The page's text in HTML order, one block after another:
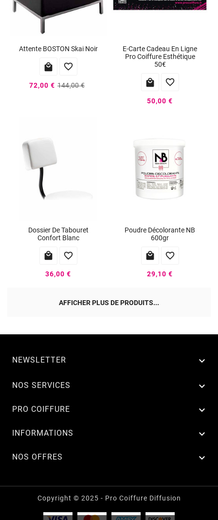
Attente BOSTON Skai Noir
 
72,00 € 144,00 €
E-Carte Cadeau En Ligne
Pro Coiffure Esthétique
50€
 
50,00 €
Dossier De Tabouret
Confort Blanc
 
36,00 €
Poudre Décolorante NB
600gr
 
29,10 €
AFFICHER PLUS DE PRODUITS...
NEWSLETTER 
NOS SERVICES 
PRO COIFFURE 
INFORMATIONS 
NOS OFFRES 
Copyright © 2025 - Pro Coiffure Diffusion